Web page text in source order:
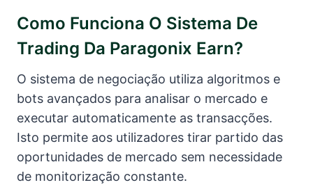
Como Funciona O Sistema De
Trading Da Paragonix Earn?
O sistema de negociação utiliza algoritmos e
bots avançados para analisar o mercado e
executar automaticamente as transacções.
Isto permite aos utilizadores tirar partido das
oportunidades de mercado sem necessidade
de monitorização constante.